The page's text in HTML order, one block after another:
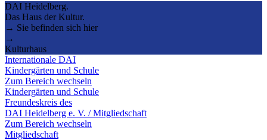
DAI Heidelberg.
Das Haus der Kultur.
→ Sie befinden sich hier
→
Kulturhaus
Internationale DAI
Kindergärten und Schule
Zum Bereich wechseln
Kindergärten und Schule
Freundeskreis des
DAI Heidelberg e. V. / Mitgliedschaft
Zum Bereich wechseln
Mitgliedschaft